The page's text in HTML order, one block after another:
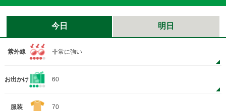
今日 明日
紫外線 非常に強い
お出かけ 60
服装 70